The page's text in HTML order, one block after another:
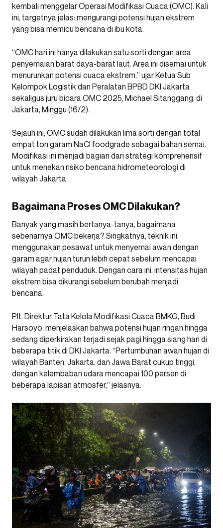
kembali menggelar Operasi Modifikasi Cuaca (OMC). Kali
ini, targetnya jelas: mengurangi potensi hujan ekstrem
yang bisa memicu bencana di ibu kota.
“OMC hari ini hanya dilakukan satu sorti dengan area
penyemaian barat daya-barat laut. Area ini disemai untuk
menurunkan potensi cuaca ekstrem,” ujar Ketua Sub
Kelompok Logistik dan Peralatan BPBD DKI Jakarta
sekaligus juru bicara OMC 2025, Michael Sitanggang, di
Jakarta, Minggu (16/2).
Sejauh ini, OMC sudah dilakukan lima sorti dengan total
empat ton garam NaCl foodgrade sebagai bahan semai.
Modifikasi ini menjadi bagian dari strategi komprehensif
untuk menekan risiko bencana hidrometeorologi di
wilayah Jakarta.
Bagaimana Proses OMC Dilakukan?
Banyak yang masih bertanya-tanya, bagaimana
sebenarnya OMC bekerja? Singkatnya, teknik ini
menggunakan pesawat untuk menyemai awan dengan
garam agar hujan turun lebih cepat sebelum mencapai
wilayah padat penduduk. Dengan cara ini, intensitas hujan
ekstrem bisa dikurangi sebelum berubah menjadi
bencana.
Plt. Direktur Tata Kelola Modifikasi Cuaca BMKG, Budi
Harsoyo, menjelaskan bahwa potensi hujan ringan hingga
sedang diperkirakan terjadi sejak pagi hingga siang hari di
beberapa titik di DKI Jakarta. “Pertumbuhan awan hujan di
wilayah Banten, Jakarta, dan Jawa Barat cukup tinggi,
dengan kelembaban udara mencapai 100 persen di
beberapa lapisan atmosfer,” jelasnya.